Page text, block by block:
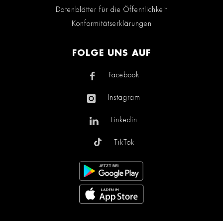
Datenblätter für die Öffentlichkeit
Konformitätserklärungen
FOLGE UNS AUF
Facebook
Instagram
Linkedin
TikTok